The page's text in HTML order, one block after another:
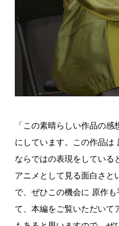
「この素晴らしい作品の
にしています。この作品は
ならではの表現をしている
アニメとして見る面白さと
で、ぜひこの機会に 原作
て、本編をご覧いただいて